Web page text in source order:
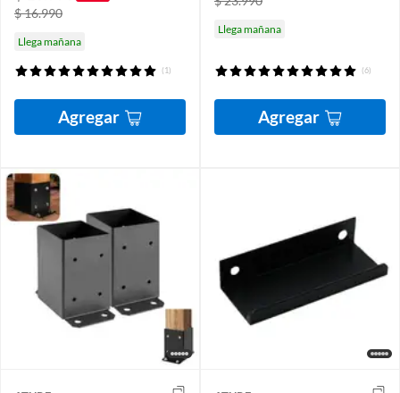
$ 16.990
Llega mañana
(1)
Agregar
Llega mañana
(6)
Agregar